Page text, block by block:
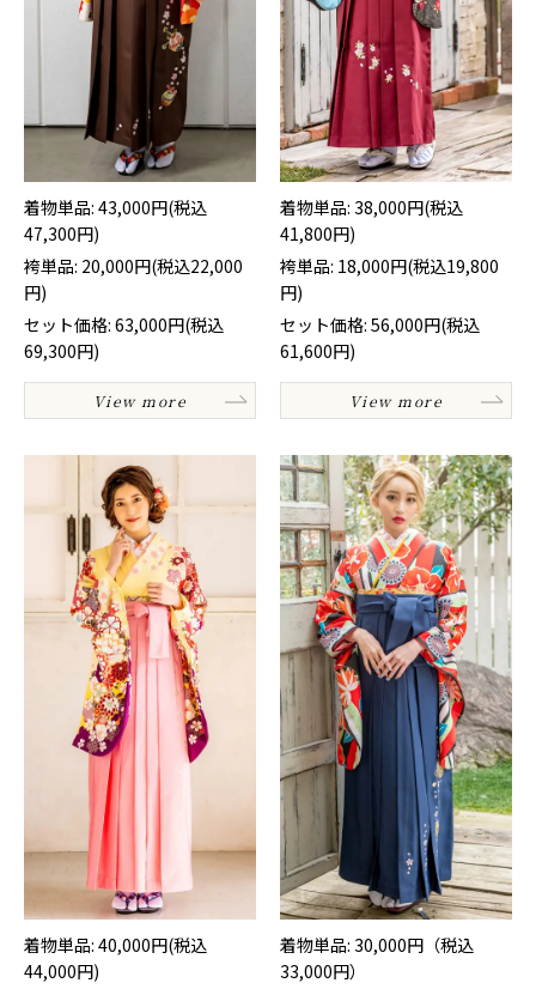
着物単品: 43,000円(税込
47,300円)
袴単品: 20,000円(税込22,000
円)
セット価格: 63,000円(税込
69,300円)
View more
着物単品: 38,000円(税込
41,800円)
袴単品: 18,000円(税込19,800
円)
セット価格: 56,000円(税込
61,600円)
View more
着物単品: 40,000円(税込
44,000円)
着物単品: 30,000円（税込
33,000円）